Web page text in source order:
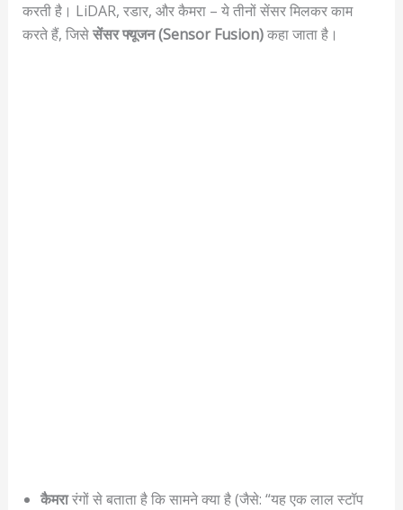
करती है। LiDAR, रडार, और कैमरा – ये तीनों सेंसर मिलकर काम
करते हैं, जिसेसेंसर फ्यूजन (Sensor Fusion)कहा जाता है।
कैमरारंगों से बताता है कि सामने क्या है (जैसे: “यह एक लाल स्टॉप